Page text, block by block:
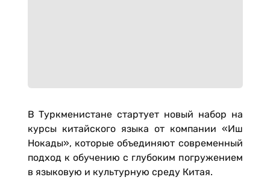
В Туркменистане стартует новый набор на
курсы китайского языка от компании «Иш
Нокады», которые объединяют современный
подход к обучению с глубоким погружением
в языковую и культурную среду Китая.